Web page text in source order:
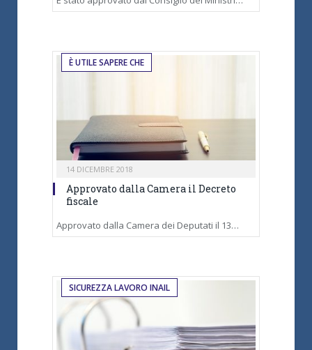
È UTILE SAPERE CHE
14 DICEMBRE 2018
Approvato dalla Camera il Decreto
fiscale
Approvato dalla Camera dei Deputati il 13…
SICUREZZA LAVORO INAIL